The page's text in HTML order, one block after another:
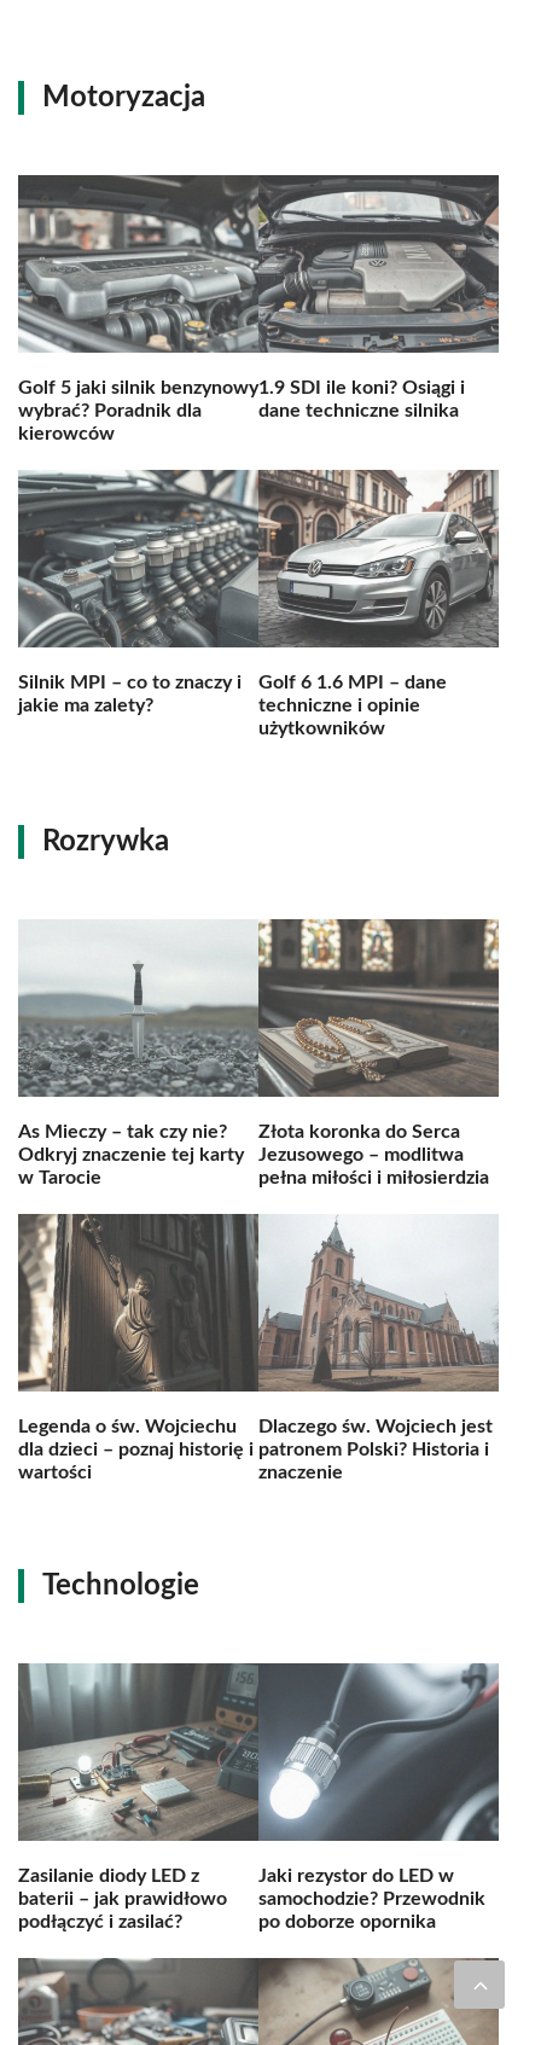
Motoryzacja
Golf 5 jaki silnik benzynowy
wybrać? Poradnik dla
kierowców
1.9 SDI ile koni? Osiągi i
dane techniczne silnika
Silnik MPI – co to znaczy i
jakie ma zalety?
Golf 6 1.6 MPI – dane
techniczne i opinie
użytkowników
Rozrywka
As Mieczy – tak czy nie?
Odkryj znaczenie tej karty
w Tarocie
Złota koronka do Serca
Jezusowego – modlitwa
pełna miłości i miłosierdzia
Legenda o św. Wojciechu
dla dzieci – poznaj historię i
wartości
Dlaczego św. Wojciech jest
patronem Polski? Historia i
znaczenie
Technologie
Zasilanie diody LED z
baterii – jak prawidłowo
podłączyć i zasilać?
Jaki rezystor do LED w
samochodzie? Przewodnik
po doborze opornika